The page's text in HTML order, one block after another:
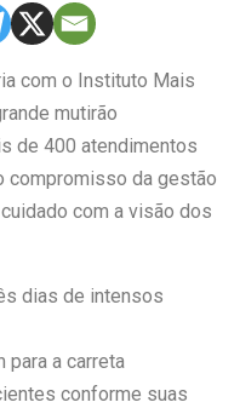
com o Instituto Mais
mutirão
de 400 atendimentos
compromisso da gestão
com a visão dos
dias de intensos
para a carreta
conforme suas